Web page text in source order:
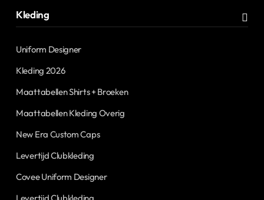
Kleding
Uniform Designer
Kleding 2026
Maattabellen Shirts + Broeken
Maattabellen Kleding Overig
New Era Custom Caps
Levertijd Clubkleding
Covee Uniform Designer